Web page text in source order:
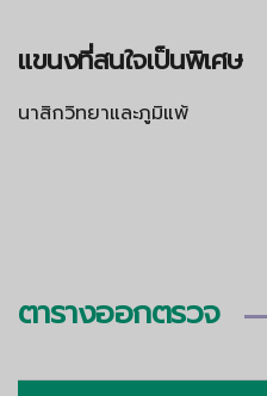
แขนงที่สนใจเป็นพิเศษ
นาสิกวิทยาและภูมิแพ้
ตารางออกตรวจ